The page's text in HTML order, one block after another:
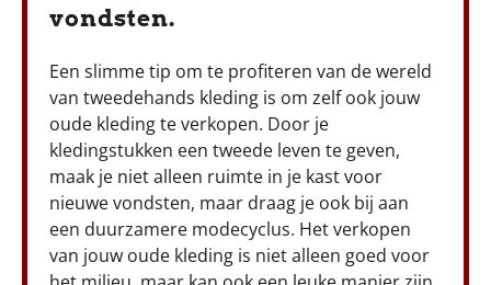
vondsten.
Een slimme tip om te profiteren van de wereld
van tweedehands kleding is om zelf ook jouw
oude kleding te verkopen. Door je
kledingstukken een tweede leven te geven,
maak je niet alleen ruimte in je kast voor
nieuwe vondsten, maar draag je ook bij aan
een duurzamere modecyclus. Het verkopen
van jouw oude kleding is niet alleen goed voor